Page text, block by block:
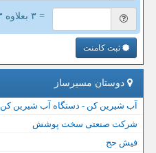
= ۳ بعلاوه ۳
ثبت کامنت
دوستان مسیرساز
آب شیرین کن - دستگاه آب شیرین کن
شرکت صنعتی سخت پوشش
فیش حج